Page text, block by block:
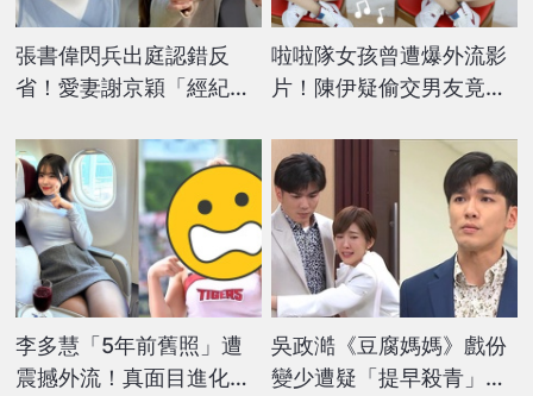
張書偉閃兵出庭認錯反
省！愛妻謝京穎「經紀公
啦啦隊女孩曾遭爆外流影
片！陳伊疑偷交男友竟當
李多慧「5年前舊照」遭
震撼外流！真面目進化
吳政澔《豆腐媽媽》戲份
變少遭疑「提早殺青」？